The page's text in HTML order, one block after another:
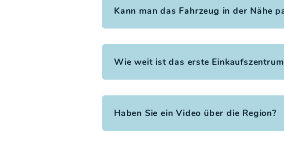
Kann man das Fahrzeug in der Nähe
Wie weit ist das erste
Haben Sie ein Video über die Region?